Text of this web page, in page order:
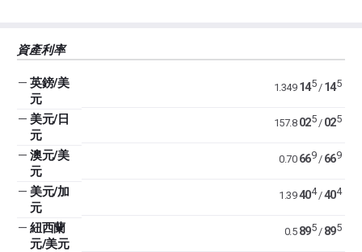
資產利率
— 英鎊/美
元
1.349 145/ 145
— 美元/日
元
157.8 025/ 025
— 澳元/美
元
0.70 669/ 669
— 美元/加
元
1.39 404/404
— 紐西蘭
元/美元
0.5 895/ 895